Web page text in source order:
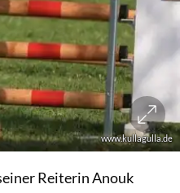
www.kullagulla.de
Reiterin Anouk